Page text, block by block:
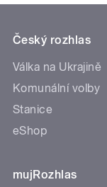
Český rozhlas
Válka na Ukrajině
Komunální volby
Stanice
eShop
mujRozhlas